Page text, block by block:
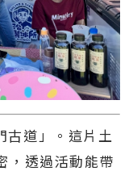
道」。這片土
，透過活動能帶